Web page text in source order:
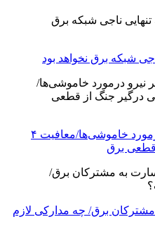
شبکه برق نخواهد بود
آخرین اظهارات وزیر نیرو درمورد خاموشی‌ها/معافیت ۴
قطعی برق
برق/ چه مدارکی لازم